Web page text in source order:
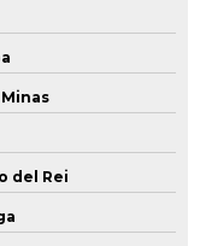
del Rei